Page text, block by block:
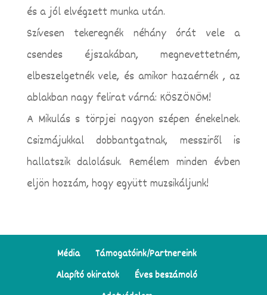
és a jól elvégzett munka után.
Szívesen tekeregnék néhány órát vele a
csendes éjszakában, megnevettetném,
elbeszelgetnék vele, és amikor hazaérnék , az
ablakban nagy felirat várná: KÖSZÖNÖM!
A Mikulás s törpjei nagyon szépen énekelnek.
Csizmájukkal dobbantgatnak, messziről is
hallatszik dalolásuk. Remélem minden évben
eljön hozzám, hogy együtt muzsikáljunk!
Média
Támogatóink/Partnereink
Alapító okiratok
Éves beszámoló